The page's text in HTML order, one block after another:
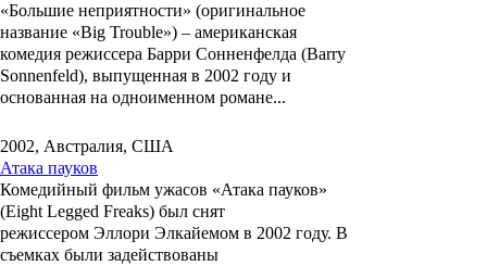
«Большие неприятности» (оригинальное
название «Big Trouble») – американская
комедия режиссера Барри Сонненфелда (Barry
Sonnenfeld), выпущенная в 2002 году и
основанная на одноименном романе...
2002, Австралия, США
Атака пауков
Комедийный фильм ужасов «Атака пауков»
(Eight Legged Freaks) был снят
режиссером Эллори Элкайемом в 2002 году. В
съемках были задействованы